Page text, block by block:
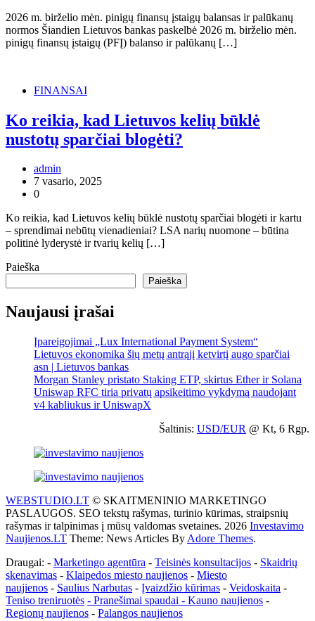
2026 m. birželio mėn. pinigų finansų įstaigų balansas ir palūkanų
normos Šiandien Lietuvos bankas paskelbė 2026 m. birželio mėn.
pinigų finansų įstaigų (PFĮ) balanso ir palūkanų […]
FINANSAI
Ko reikia, kad Lietuvos kelių būklė
nustotų sparčiai blogėti?
admin
7 vasario, 2025
0
Ko reikia, kad Lietuvos kelių būklė nustotų sparčiai blogėti ir kartu
– sprendimai nebūtų vienadieniai? LSA narių nuomone – būtina
politinė lyderystė ir tvarių kelių […]
Paieška
Paieška
Naujausi įrašai
Įpareigojimai „Lux International Payment System“
Lietuvos ekonomika šių metų antrąjį ketvirtį augo sparčiai
asn | Lietuvos bankas
Morgan Stanley pristato Staking ETP, skirtus Ether ir Solana
Uniswap RFC tiria privatų apsikeitimo vykdymą naudojant
v4 kabliukus ir UniswapX
Šaltinis: USD/EUR @ Kt, 6 Rgp.
WEBSTUDIO.LT © SKAITMENINIO MARKETINGO
PASLAUGOS. SEO tekstų rašymas, turinio kūrimas, straipsnių
rašymas ir talpinimas į mūsų valdomas svetaines. 2026 Investavimo
Naujienos.LT Theme: News Articles By Adore Themes.
Draugai: - Marketingo agentūra - Teisinės konsultacijos - Skaidrių
skenavimas - Klaipedos miesto naujienos - Miesto
naujienos - Saulius Narbutas - Įvaizdžio kūrimas - Veidoskaita -
Teniso treniruotės - Pranešimai spaudai - Kauno naujienos -
Regionų naujienos - Palangos naujienos